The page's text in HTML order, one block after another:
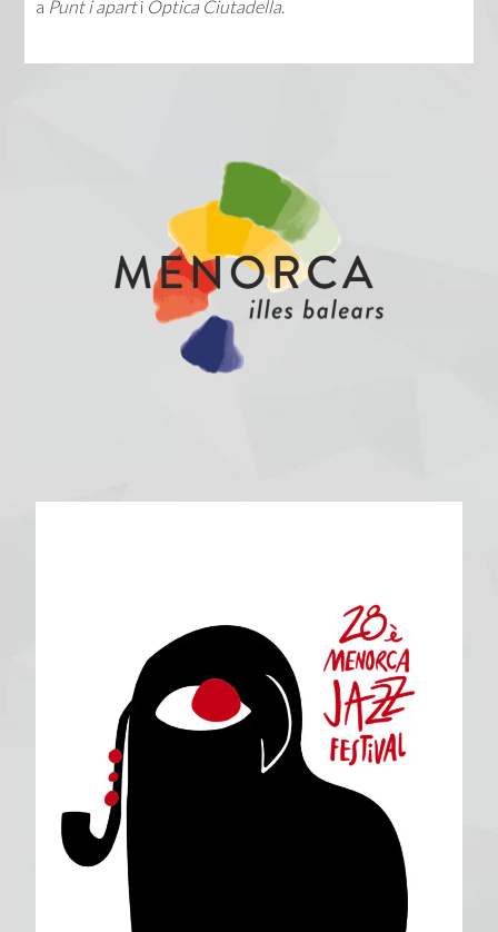
a Punt i aparti Òptica Ciutadella